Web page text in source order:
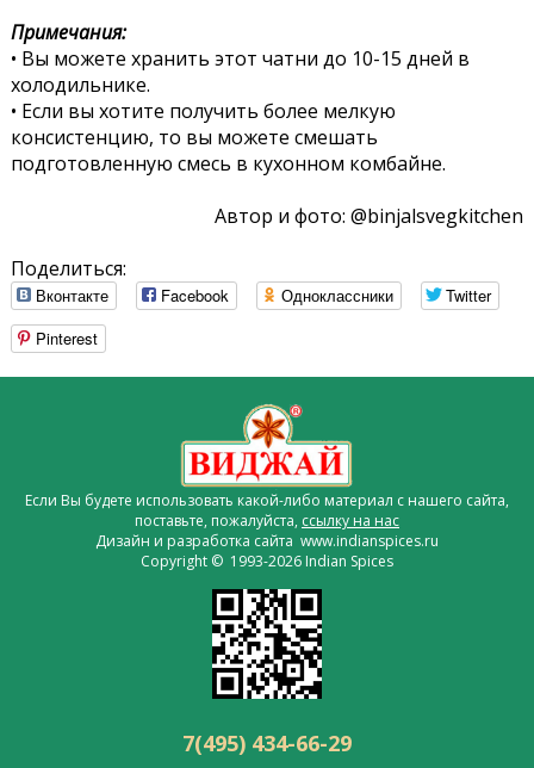
Примечания:
• Вы можете хранить этот чатни до 10-15 дней в
холодильнике.
• Если вы хотите получить более мелкую
консистенцию, то вы можете смешать
подготовленную смесь в кухонном комбайне.
Автор и фото: @binjalsvegkitchen
Поделиться:
Вконтакте Facebook Одноклассники
Twitter
Pinterest
Если Вы будете использовать какой-либо материал с нашего сайта,
поставьте, пожалуйста, ссылку на нас
Дизайн и разработка сайта www.indianspices.ru
Copyright © 1993-2026 Indian Spices
7(495) 434-66-29